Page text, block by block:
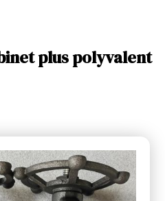
plus polyvalent